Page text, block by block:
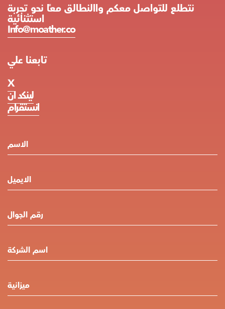
نتطلع للتواصل معكم واالنطالق معًا نحو تجربة
استثنائية
Info@moather.co
تابعنا علي
X
لينكد ان
انستقرام